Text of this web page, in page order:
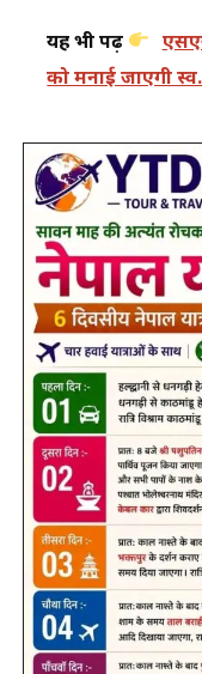
यह भी पढ़ें
को मनाई जाएगी